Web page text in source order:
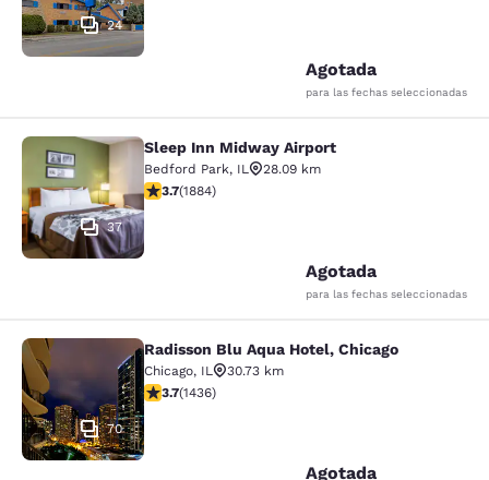
24
Agotada
para las fechas seleccionadas
Sleep Inn Midway Airport
37
Sleep Inn Midway Airport
Bedford Park, IL
28.09 km
Calificación de 3.71 estrellas. Bueno. 1884 reseñas
3.7(1884)
Agotada
para las fechas seleccionadas
Radisson Blu Aqua Hotel, Chicago
70
Radisson Blu Aqua Hotel, Chicago
Chicago, IL
30.73 km
Calificación de 3.66 estrellas. Bueno. 1436 reseñas
3.7(1436)
Agotada